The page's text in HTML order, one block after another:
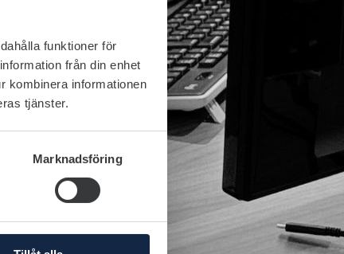
funktioner för
från din enhet
kombinera informationen
tjänster.
Marknadsföring